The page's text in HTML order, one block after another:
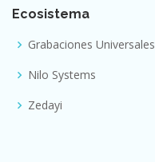
Ecosistema
Grabaciones Universales
Nilo Systems
Zedayi